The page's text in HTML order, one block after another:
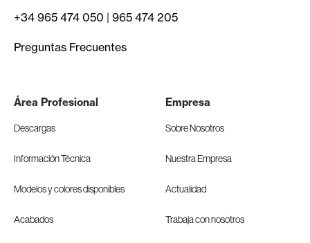
+34 965 474 050 | 965 474 205
Preguntas Frecuentes
Área Profesional
Descargas
Información Técnica
Modelos y colores disponibles
Acabados
Empresa
Sobre Nosotros
Nuestra Empresa
Actualidad
Trabaja con nosotros